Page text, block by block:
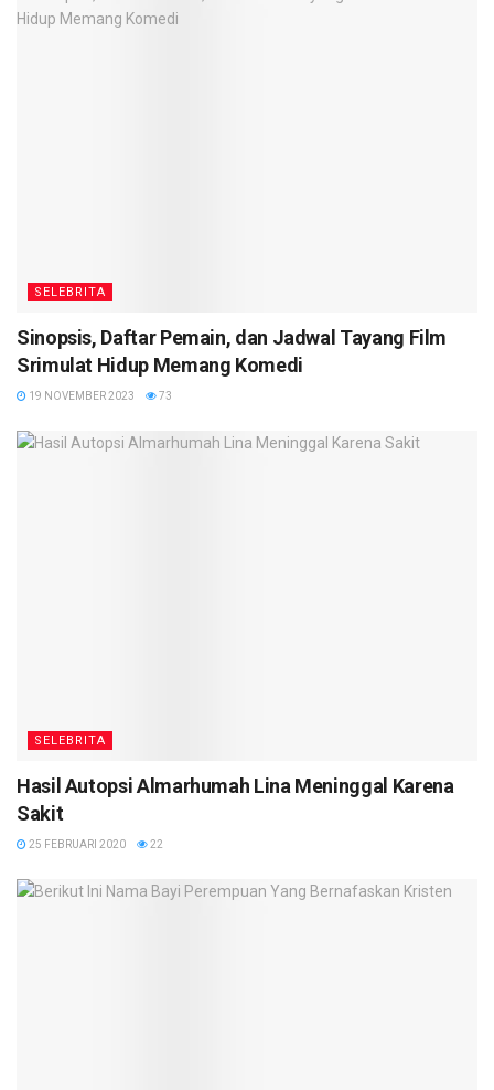
SELEBRITA
Sinopsis, Daftar Pemain, dan Jadwal Tayang Film
Srimulat Hidup Memang Komedi
19 NOVEMBER 2023 73
SELEBRITA
Hasil Autopsi Almarhumah Lina Meninggal Karena
Sakit
25 FEBRUARI 2020 22